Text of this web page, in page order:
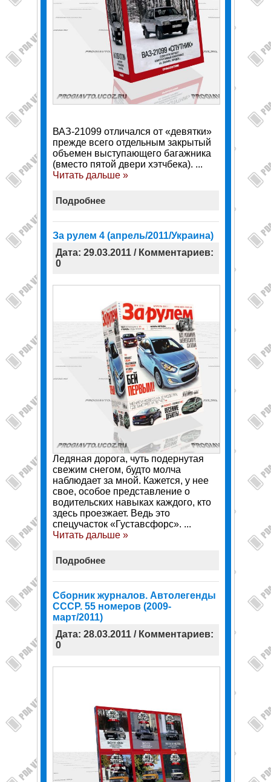
ВАЗ-21099 отличался от «девятки»
прежде всего отдельным закрытый
объемен выступающего багажника
(вместо пятой двери хэтчбека). ...
Читать дальше »
Подробнее
За рулем 4 (апрель/2011/Украина)
Дата: 29.03.2011 / Комментариев:
0
Ледяная дорога, чуть подернутая
свежим снегом, будто молча
наблюдает за мной. Кажется, у нее
свое, особое представление о
водительских навыках каждого, кто
здесь проезжает. Ведь это
спецучасток «Густавсфорс». ...
Читать дальше »
Подробнее
Сборник журналов. Автолегенды
СССР. 55 номеров (2009-
март/2011)
Дата: 28.03.2011 / Комментариев:
0